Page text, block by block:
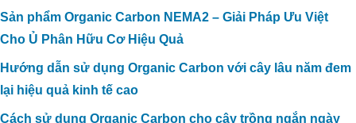
Sản phẩm Organic Carbon NEMA2 – Giải Pháp Ưu Việt
Cho Ủ Phân Hữu Cơ Hiệu Quả
Hướng dẫn sử dụng Organic Carbon với cây lâu năm đem
lại hiệu quả kinh tế cao
Cách sử dụng Organic Carbon cho cây trồng ngắn ngày